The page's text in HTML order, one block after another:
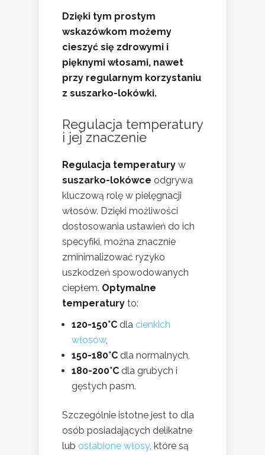
Dzięki tym prostym
wskazówkom możemy
cieszyć się zdrowymi i
pięknymi włosami, nawet
przy regularnym korzystaniu
z suszarko-lokówki.
Regulacja temperatury
i jej znaczenie
Regulacja temperatury w
suszarko-lokówce odgrywa
kluczową rolę w pielęgnacji
włosów. Dzięki możliwości
dostosowania ustawień do ich
specyfiki, można znacznie
zminimalizować ryzyko
uszkodzeń spowodowanych
ciepłem. Optymalne
temperatury to:
120-150°C dla cienkich
włosów,
150-180°C dla normalnych,
180-200°C dla grubych i
gęstych pasm.
Szczególnie istotne jest to dla
osób posiadających delikatne
lub osłabione włosy, które są